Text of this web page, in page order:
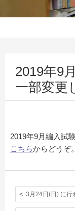
2019年9
一部変更
2019年9月編入試
こちらからどうぞ。